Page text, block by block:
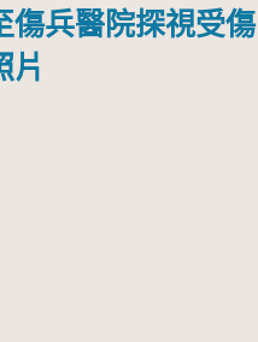
傷兵醫院探視受傷
片